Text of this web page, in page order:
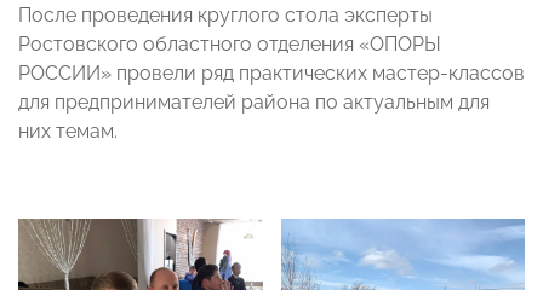
После проведения круглого стола эксперты
Ростовского областного отделения «ОПОРЫ
РОССИИ» провели ряд практических мастер-классов
для предпринимателей района по актуальным для
них темам.